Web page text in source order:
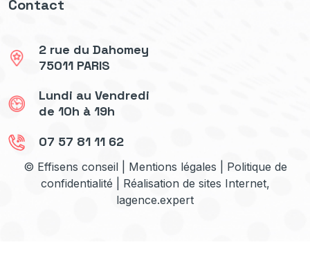
Contact
2 rue du Dahomey
75011 PARIS
Lundi au Vendredi
de 10h à 19h
07 57 81 11 62
© Effisens conseil | Mentions légales
Politique de
confidentialité | Réalisation de sites Internet,
lagence.expert